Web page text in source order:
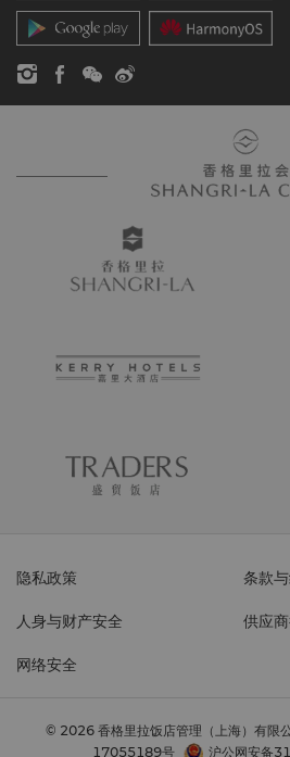
联系方式
隐私政策 条款
人身与财产安全 供应
网络安全
© 2026 香格里拉饭店管理（上海）有限
17055189号
沪公网安备